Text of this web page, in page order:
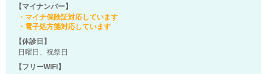
【マイナンバー】
・マイナ保険証対応しています
・電子処方箋対応しています
【休診日】
日曜日、祝祭日
【フリーWIFI】